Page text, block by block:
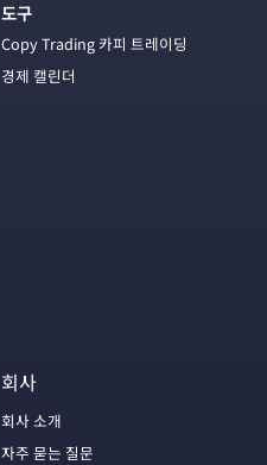
도구
Copy Trading 카피 트레이딩
경제 캘린더
회사
회사 소개
자주 묻는 질문